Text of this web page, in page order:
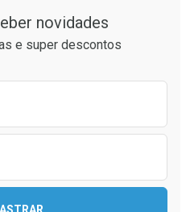
novidades
e super descontos